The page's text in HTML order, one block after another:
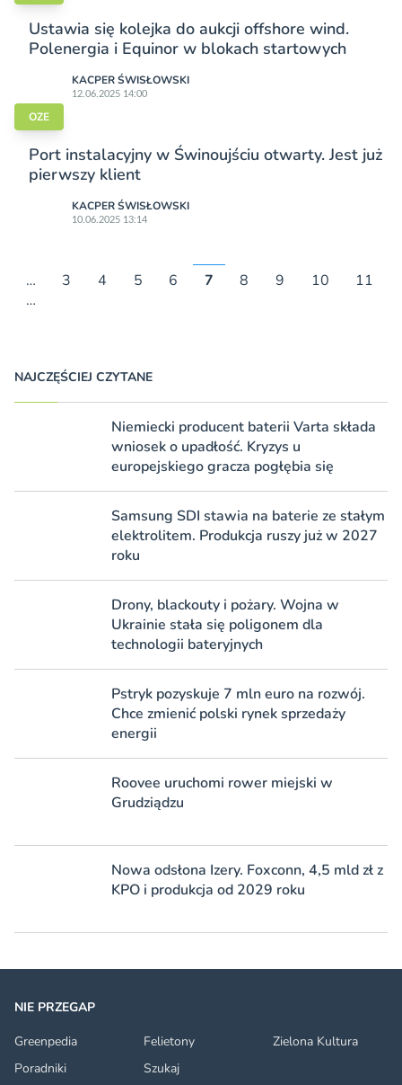
Ustawia się kolejka do aukcji offshore wind.
Polenergia i Equinor w blokach startowych
KACPER ŚWISŁO­WSKI
12.06.2025 14:00
OZE
Port instalacyjny w Świnoujściu otwarty. Jest już
pierwszy klient
KACPER ŚWISŁO­WSKI
10.06.2025 13:14
… 3 4 5 6 7 8 9 10
11
…
NAJCZĘŚCIEJ CZYTANE
Niemiecki producent baterii Varta składa
wniosek o upadłość. Kryzys u
europejskiego gracza pogłębia się
Samsung SDI stawia na baterie ze stałym
elektrolitem. Produkcja ruszy już w 2027
roku
Drony, blackouty i pożary. Wojna w
Ukrainie stała się poligonem dla
technologii bateryjnych
Pstryk pozyskuje 7 mln euro na rozwój.
Chce zmienić polski rynek sprzedaży
energii
Roovee uruchomi rower miejski w
Grudziądzu
Nowa odsłona Izery. Foxconn, 4,5 mld zł z
KPO i produkcja od 2029 roku
NIE PRZEGAP
Greenpedia
Felietony
Zielona Kultura
Poradniki
Szukaj